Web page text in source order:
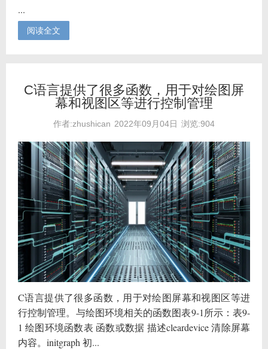
...
阅读全文
C语言提供了很多函数，用于对绘图屏
幕和视图区等进行控制管理
作者:zhushican 2022年09月04日 浏览:904
C语言提供了很多函数，用于对绘图屏幕和视图区等进
行控制管理。与绘图环境相关的函数图表9-1所示：表9-
1 绘图环境函数表 函数或数据 描述cleardevice 清除屏幕
内容。initgraph 初...